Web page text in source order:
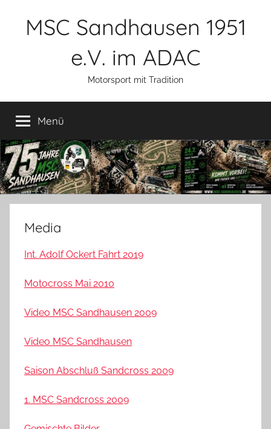
MSC Sandhausen 1951
e.V. im ADAC
Motorsport mit Tradition
Menü
Media
Int. Adolf Ockert Fahrt 2019
Motocross Mai 2010
Video MSC Sandhausen 2009
Video MSC Sandhausen
Saison Abschluß Sandcross 2009
1. MSC Sandcross 2009